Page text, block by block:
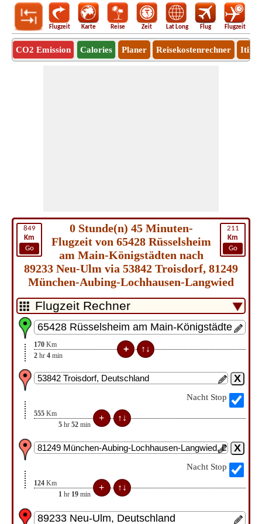
Flugzeit Karte Reise Zeit Lat Long Flug Flugzeit
CO2 Emission Calories Planer Reisekostenrechner
849
Km
Go
211
Km
Go
0 Stunde(n) 45 Minuten-
Flugzeit von 65428 Rüsselsheim
am Main-Königstädten nach
89233 Neu-Ulm via 53842 Troisdorf, 81249
München-Aubing-Lochhausen-Langwied
170 Km
2 hr 4 min
Nacht Stop
555 Km
5 hr 52 min
Nacht Stop
124 Km
1 hr 19 min